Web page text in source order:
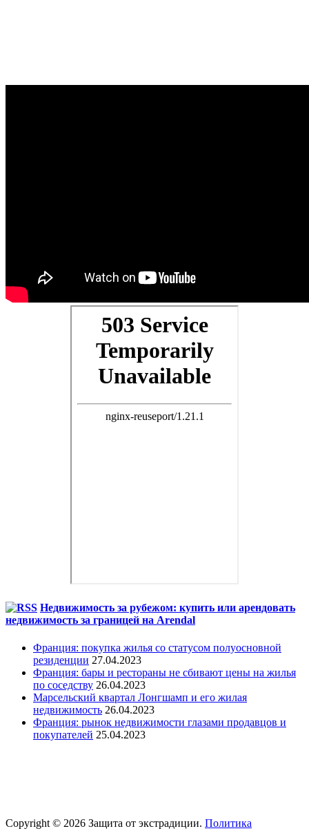
Недвижимость за рубежом: купить или арендовать
недвижимость за границей на Arendal
Франция: покупка жилья со статусом полуосновной
резиденции 27.04.2023
Франция: бары и рестораны не сбивают цены на жилья
по соседству 26.04.2023
Марсельский квартал Лонгшамп и его жилая
недвижимость 26.04.2023
Франция: рынок недвижимости глазами продавцов и
покупателей 25.04.2023
Copyright © 2026 Защита от экстрадиции. Политика